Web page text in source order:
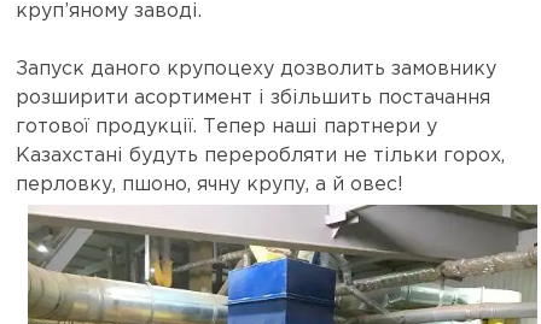
круп’яному заводі.
Запуск даного крупоцеху дозволить замовнику
розширити асортимент і збільшить постачання
готової продукції. Тепер наші партнери у
Казахстані будуть переробляти не тільки горох,
перловку, пшоно, ячну крупу, а й овес!